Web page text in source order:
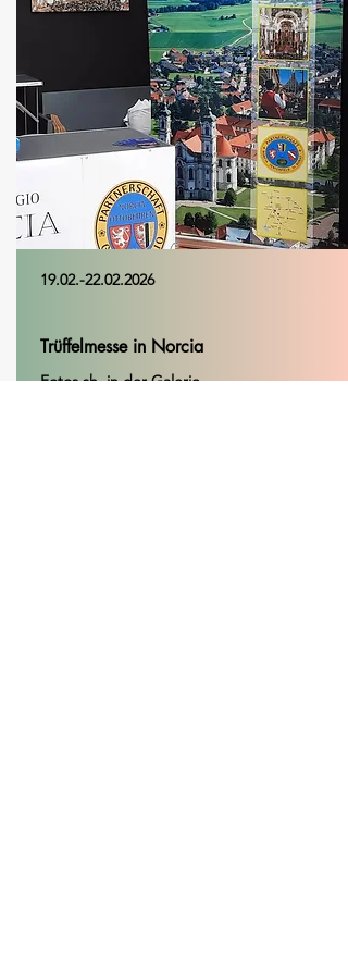
19.02.-22.02.2026
Trüffelmesse in Norcia
Fotos sh. in der Galerie